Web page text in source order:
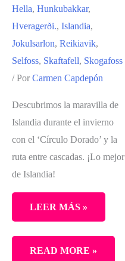
Hella, Hunkubakkar,
Hveragerði., Islandia,
Jokulsarlon, Reikiavik,
Selfoss, Skaftafell, Skogafoss
/ Por Carmen Capdepón
Descubrimos la maravilla de
Islandia durante el invierno
con el ‘Círculo Dorado’ y la
ruta entre cascadas. ¡Lo mejor
de Islandia!
LEER MÁS »
LO
READ MORE »